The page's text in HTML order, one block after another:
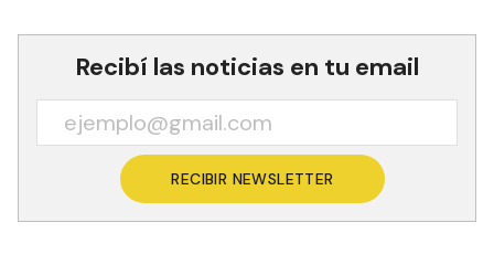
Recibí las noticias en tu email
RECIBIR NEWSLETTER